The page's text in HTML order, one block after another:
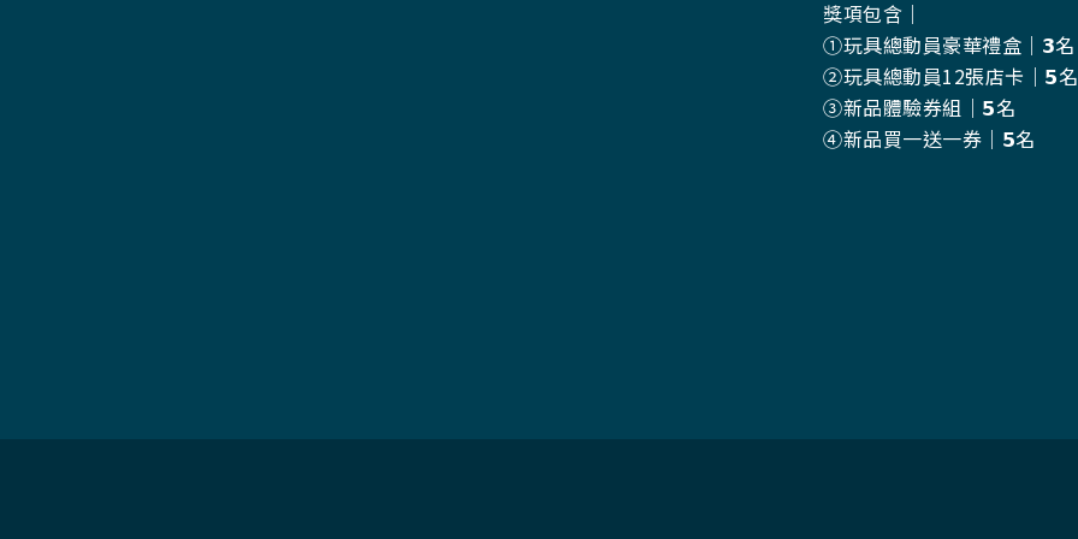
獎項包含｜
①玩具總動員豪華禮盒｜𝟯名
②玩具總動員12張店卡｜𝟱名
③新品體驗券組｜𝟱名
④新品買一送一券｜𝟱名